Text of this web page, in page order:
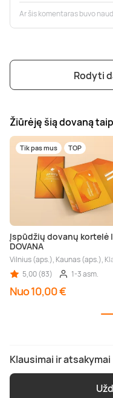
Ar šis komentaras buvo
Rodyti
Žiūrėję šią dovaną
Tik pas mus TOP
Įspūdžių dovanų kortelė |
DOVANA
Vilnius (aps.), Kaunas (aps.),
5,00 (83)
1-3 asm.
Nuo 10,00 €
Klausimai ir atsakymai